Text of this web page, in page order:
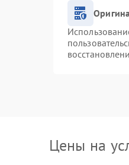
Цены на